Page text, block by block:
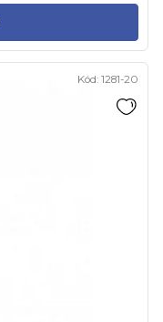
Kód: 1281-20